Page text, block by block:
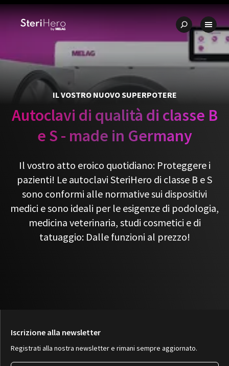
💎 Qualità – Made in Germany✨ Rapporto qualità-prezzo unico
IL VOSTRO NUOVO SUPERPOTERE
Autoclavi di qualità di classe B
e S - made in Germany
Il vostro atto eroico quotidiano: Proteggere i
pazienti! Le autoclavi SteriHero di classe B e S
sono conformi alle normative sui dispositivi
medici e sono ideali per le esigenze di podologia,
medicina veterinaria, studi cosmetici e di
tatuaggio: Dalle funzioni al prezzo!
Iscrizione alla newsletter
Registrati alla nostra newsletter e rimani sempre aggiornato.